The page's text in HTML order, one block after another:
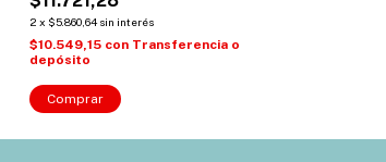
2 x $5.860,64 sin interés
$10.549,15 con Transferencia o
depósito
Comprar